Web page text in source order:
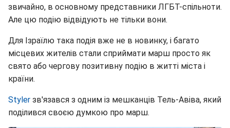
звичайно, в основному представники ЛГБТ-спільноти.
Але цю подію відвідують не тільки вони.
Для Ізраїлю така подія вже не в новинку, і багато
місцевих жителів стали сприймати марш просто як
свято або чергову позитивну подію в житті міста і
країни.
Styler зв'язався з одним із мешканців Тель-Авіва, який
поділився своєю думкою про марш.